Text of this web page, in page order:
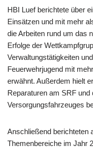
HBI Luef berichtete über
Einsätzen und mit mehr
die Arbeiten rund um das
Erfolge der
Verwaltungstätigkeiten
Feuerwehrjugend mit
erwähnt. Außerdem hielt
Reparaturen am SRF und
Versorgungsfahrzeuges
Anschließend berichteten
Themenbereiche im Jahr